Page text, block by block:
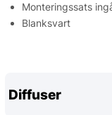
Monteringssats
Blanksvart
Diffuser